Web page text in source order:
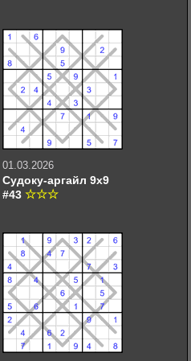
01.03.2026
Судоку-аргайл 9х9
#43